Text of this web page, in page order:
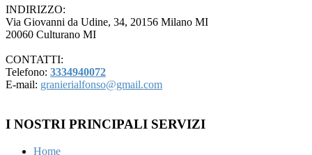
INDIRIZZO:
Via Giovanni da Udine, 34, 20156 Milano MI
20060 Culturano MI
CONTATTI:
Telefono: 3334940072
E-mail: granierialfonso@gmail.com
I NOSTRI PRINCIPALI SERVIZI
Home